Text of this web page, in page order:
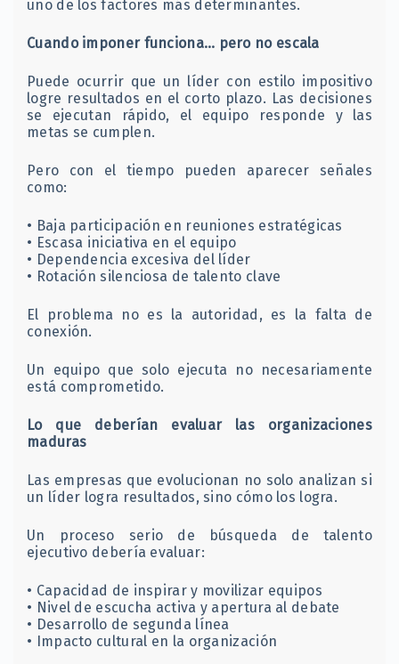
uno de los factores más determinantes.
Cuando imponer funciona… pero no escala
Puede ocurrir que un líder con estilo impositivo
logre resultados en el corto plazo. Las decisiones
se ejecutan rápido, el equipo responde y las
metas se cumplen.
Pero con el tiempo pueden aparecer señales
como:
• Baja participación en reuniones estratégicas
• Escasa iniciativa en el equipo
• Dependencia excesiva del líder
• Rotación silenciosa de talento clave
El problema no es la autoridad, es la falta de
conexión.
Un equipo que solo ejecuta no necesariamente
está comprometido.
Lo que deberían evaluar las organizaciones
maduras
Las empresas que evolucionan no solo analizan si
un líder logra resultados, sino cómo los logra.
Un proceso serio de búsqueda de talento
ejecutivo debería evaluar:
• Capacidad de inspirar y movilizar equipos
• Nivel de escucha activa y apertura al debate
• Desarrollo de segunda línea
• Impacto cultural en la organización